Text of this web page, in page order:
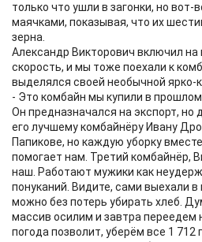
только что ушли в загонки, но
маячками, показывая, что их
зерна.
Александр Викторович включил
скорость, и мы тоже поехали к
выделялся своей необычной ярко-
- Это комбайн мы купили в прошлом
Он предназначался на экспорт, но
его лучшему комбайнёру Ивану
Папикове, но каждую уборку
помогает нам. Третий комбайнёр,
наш. Работают мужики как
понуканий. Видите, сами выехали в
можно без потерь убирать хлеб.
массив осилим и завтра переедем
погода позволит, уберём все 1 712